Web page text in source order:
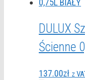
DULUX
Ścienne
137.00zł z